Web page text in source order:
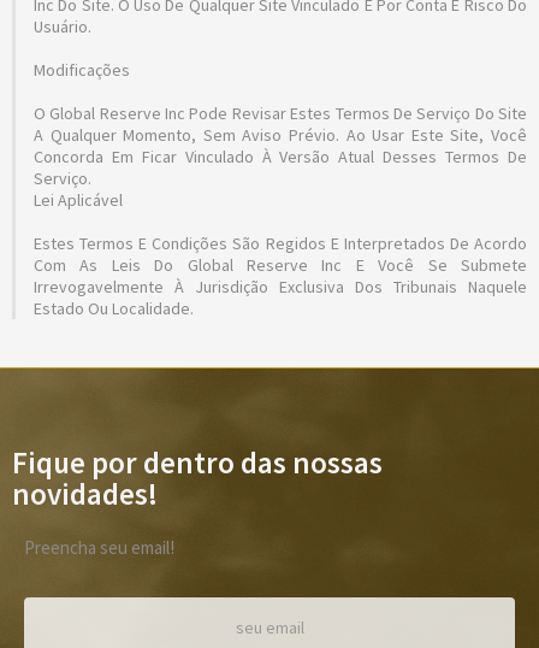
Inc Do Site. O Uso De Qualquer Site Vinculado É Por Conta E Risco Do
Usuário.
Modificações
O Global Reserve Inc Pode Revisar Estes Termos De Serviço Do Site
A Qualquer Momento, Sem Aviso Prévio. Ao Usar Este Site, Você
Concorda Em Ficar Vinculado À Versão Atual Desses Termos De
Serviço.
Lei Aplicável
Estes Termos E Condições São Regidos E Interpretados De Acordo
Com As Leis Do Global Reserve Inc E Você Se Submete
Irrevogavelmente À Jurisdição Exclusiva Dos Tribunais Naquele
Estado Ou Localidade.
Fique por dentro das nossas
novidades!
Preencha seu email!